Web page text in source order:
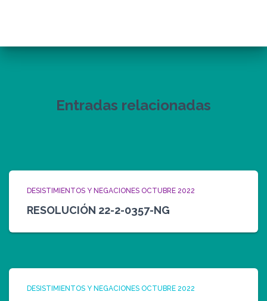
Entradas relacionadas
DESISTIMIENTOS Y NEGACIONES OCTUBRE 2022
RESOLUCIÓN 22-2-0357-NG
DESISTIMIENTOS Y NEGACIONES OCTUBRE 2022